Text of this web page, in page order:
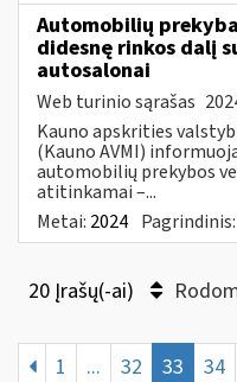
Automobilių
didesnę rinkos dalį
autosalonai
Web turinio sąrašas
Kauno apskrities
(Kauno AVMI)
automobilių prekybos
atitinkamai –...
Metai: 2024 Pagrindinis:
20 Įrašų(-ai)
1 ... 32 33 34